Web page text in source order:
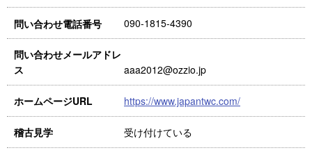
問い合わせ電話番号 090-1815-4390
問い合わせメールアドレ
ス
aaa2012@ozzio.jp
ホームページURL https://www.japantwc.com/
稽古見学 受け付けている